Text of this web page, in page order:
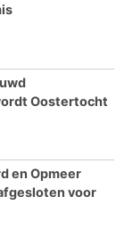
Oostertocht
en Opmeer
voor